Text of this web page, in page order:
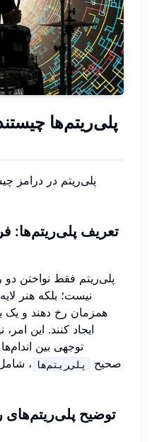
پلی‌ریتم در درامز
تعریف پلی‌ریتم‌ها:
پلی‌ریتم فقط نواختن
نیست؛ بلکه هنر
همزمان رخ دهند و یک
ایجاد کنند. این امر،
توجهی بین
صحیح
پلی‌ریتم‌ها
،